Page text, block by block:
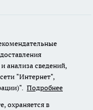
анализа сведений,
"Интернет",
Подробнее
охраняется в